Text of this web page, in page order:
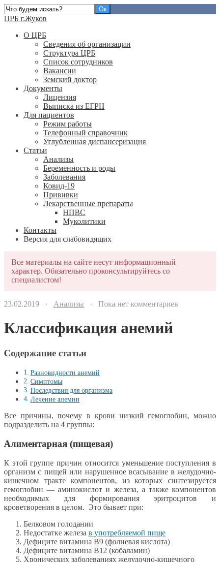
ЦРБ г.Жуков
О ЦРБ
Сведения об организации
Структура ЦРБ
Список сотрудников
Вакансии
Земский доктор
Документы
Лицензия
Выписка из ЕГРН
Для пациентов
Режим работы
Телефонный справочник
Углубленная диспансеризация
Статьи
Анализы
Беременность и роды
Заболевания
Ковид-19
Прививки
Лекарственные препараты
НПВС
Муколитики
Контакты
Версия для слабовидящих
Все материалы на сайте несут информационный
характер. Обязательно проконсультируйтесь со
специалистом!
23.02.2019 · Анализы · Пока нет комментариев
Классификация анемий
Содержание статьи
Разновидности анемий
Симптомы
Последствия для организма
Лечение анемии
Все причины, почему в крови низкий гемоглобин, можно
подразделить на 4 группы:
Алиментарная (пищевая)
К этой группе причин относится уменьшение поступления в
организм с пищей или нарушенное всасывание в желудочно-
кишечном тракте компонентов, из которых синтезируется
гемоглобин — аминокислот и железа, а также компонентов
необходимых для формирования эритроцитов и
кроветворения в целом. Это бывает при:
Белковом голодании
Недостатке железа в употребляемой пище
Дефиците витамина В9 (фолиевая кислота)
Дефиците витамина В12 (кобаламин)
Хронических заболеваниях желудочно-кишечного